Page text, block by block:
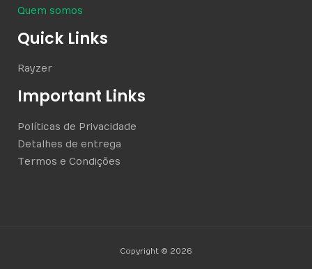
Quem somos
Quick Links
Rayzer
Important Links
Políticas de Privacidade
Detalhes de entrega
Termos e Condições
Copyright © 2026